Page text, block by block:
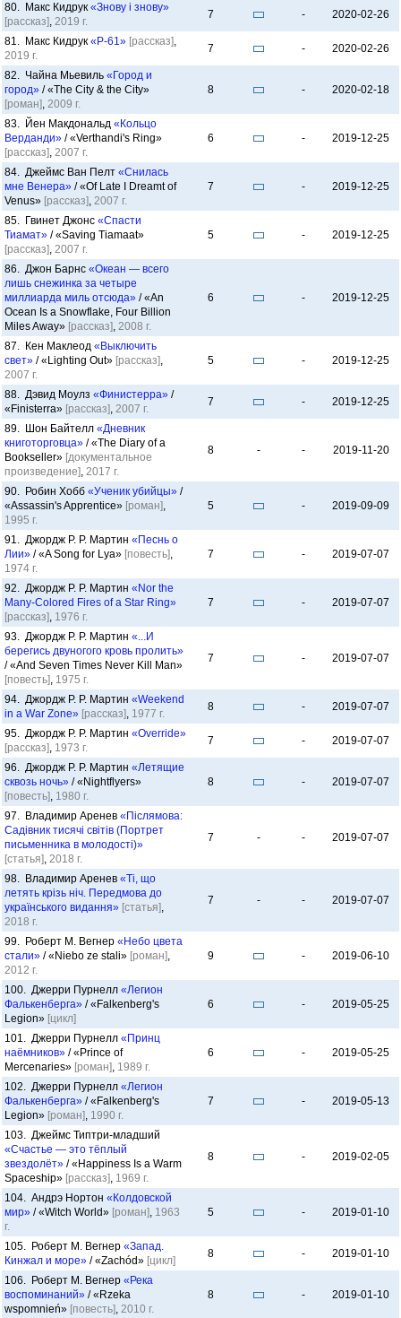
80. Макс Кидрук «Знову і знову»
[рассказ], 2019 г.
7 - 2020-02-26
81. Макс Кидрук «Р-61» [рассказ],
2019 г.
7 - 2020-02-26
82. Чайна Мьевиль «Город и
город» / «The City & the City»
[роман], 2009 г.
8 - 2020-02-18
83. Йен Макдональд «Кольцо
Верданди» / «Verthandi's Ring»
[рассказ], 2007 г.
6 - 2019-12-25
84. Джеймс Ван Пелт «Снилась
мне Венера» / «Of Late I Dreamt of
Venus» [рассказ], 2007 г.
7 - 2019-12-25
85. Гвинет Джонс «Спасти
Тиамат» / «Saving Tiamaat»
[рассказ], 2007 г.
5 - 2019-12-25
86. Джон Барнс «Океан — всего
лишь снежинка за четыре
миллиарда миль отсюда» / «An
Ocean Is a Snowflake, Four Billion
Miles Away» [рассказ], 2008 г.
6 - 2019-12-25
87. Кен Маклеод «Выключить
свет» / «Lighting Out» [рассказ],
2007 г.
5 - 2019-12-25
88. Дэвид Моулз «Финистерра» /
«Finisterra» [рассказ], 2007 г.
7 - 2019-12-25
89. Шон Байтелл «Дневник
книготорговца» / «The Diary of a
Bookseller» [документальное
произведение], 2017 г.
8 - - 2019-11-20
90. Робин Хобб «Ученик убийцы» /
«Assassin's Apprentice» [роман],
1995 г.
5 - 2019-09-09
91. Джордж Р. Р. Мартин «Песнь о
Лии» / «A Song for Lya» [повесть],
1974 г.
7 - 2019-07-07
92. Джордж Р. Р. Мартин «Nor the
Many-Colored Fires of a Star Ring»
[рассказ], 1976 г.
7 - 2019-07-07
93. Джордж Р. Р. Мартин «...И
берегись двуногого кровь пролить»
/ «And Seven Times Never Kill Man»
[повесть], 1975 г.
7 - 2019-07-07
94. Джордж Р. Р. Мартин «Weekend
in a War Zone» [рассказ], 1977 г.
8 - 2019-07-07
95. Джордж Р. Р. Мартин «Override»
[рассказ], 1973 г.
7 - 2019-07-07
96. Джордж Р. Р. Мартин «Летящие
сквозь ночь» / «Nightflyers»
[повесть], 1980 г.
8 - 2019-07-07
97. Владимир Аренев «Післямова:
Садівник тисячі світів (Портрет
письменника в молодості)»
[статья], 2018 г.
7 - - 2019-07-07
98. Владимир Аренев «Ті, що
летять крізь ніч. Передмова до
українського видання» [статья],
2018 г.
7 - - 2019-07-07
99. Роберт М. Вегнер «Небо цвета
стали» / «Niebo ze stali» [роман],
2012 г.
9 - 2019-06-10
100. Джерри Пурнелл «Легион
Фалькенберга» / «Falkenberg's
Legion» [цикл]
6 - 2019-05-25
101. Джерри Пурнелл «Принц
наёмников» / «Prince of
Mercenaries» [роман], 1989 г.
6 - 2019-05-25
102. Джерри Пурнелл «Легион
Фалькенберга» / «Falkenberg's
Legion» [роман], 1990 г.
7 - 2019-05-13
103. Джеймс Типтри-младший
«Счастье — это тёплый
звездолёт» / «Happiness Is a Warm
Spaceship» [рассказ], 1969 г.
8 - 2019-02-05
104. Андрэ Нортон «Колдовской
мир» / «Witch World» [роман], 1963
г.
5 - 2019-01-10
105. Роберт М. Вегнер «Запад.
Кинжал и море» / «Zachód» [цикл]
8 - 2019-01-10
106. Роберт М. Вегнер «Река
воспоминаний» / «Rzeka
wspomnień» [повесть], 2010 г.
8 - 2019-01-10